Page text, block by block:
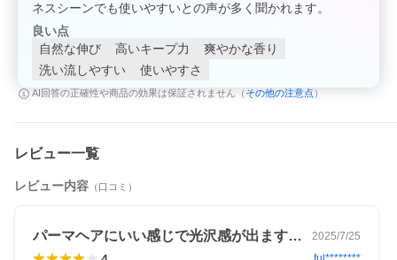
【原産国】
日本
■発売元：株式会社リップス
広告文責
ネスシーンでも使いやすいとの声が多く聞かれます。
良い点
自然な伸び
高いキープ力
爽やかな香り
洗い流しやすい
使いやすさ
AI回答の正確性や商品の効果は保証されません（ その他の注意点 ）
レビュー一覧
レビュー内容 （口コミ）
パーマヘアにいい感じで光沢感が出ます。… 2025/7/25